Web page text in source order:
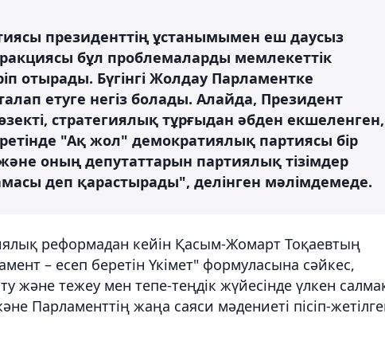
президенттің ұстанымымен еш даусыз
бұл проблемаларды мемлекеттік
отырады. Бүгінгі Жолдау Парламентке
етуге негіз болады. Алайда, Президент
стратегиялық тұрғыдан әбден екшеленген,
"Ақ жол" демократиялық партиясы бір
оның депутаттарын партиялық тізімдер
деп қарастырады", делінген мәлімдемеде.
реформадан кейін Қасым-Жомарт Тоқаевтың
– есеп беретін Үкімет" формуласына сәйкес,
және тежеу мен тепе-теңдік жүйесінде үлкен
Парламенттің жаңа саяси мәдениеті пісіп-